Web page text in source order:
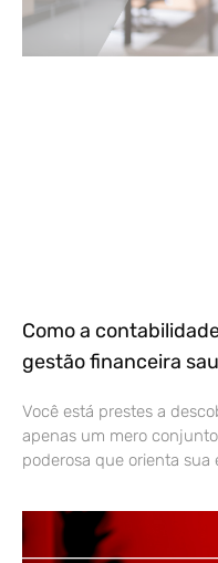
Como a
gestão financeira
Você está prestes a
apenas um mero
poderosa que orienta sua